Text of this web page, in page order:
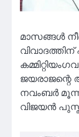
മാസങ്ങള്‍
വിവാദത്തിന്
ജയരാജന്റെ
നവംബര്‍
വിജയന്‍